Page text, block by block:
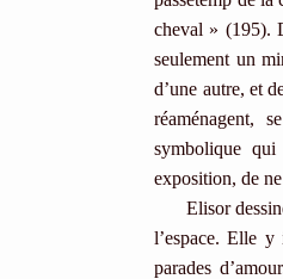
cheval » (195).
seulement un
d’une autre, et
réaménagent,
symbolique
exposition, de
Elisor dessine
l’espace. Elle y
parades